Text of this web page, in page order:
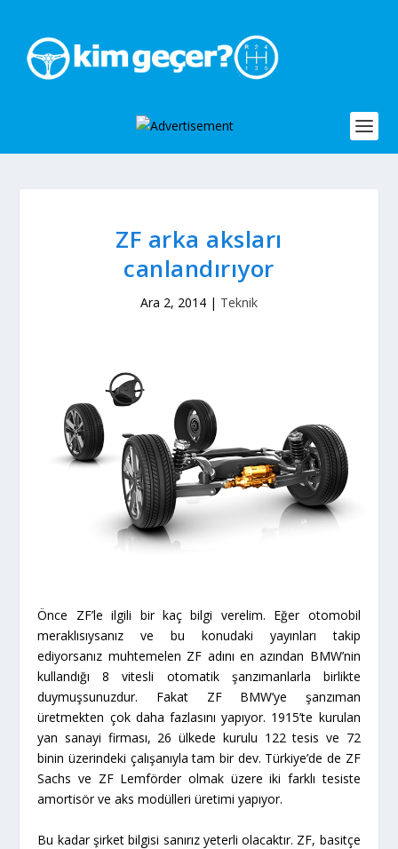
ZF arka aksları
canlandırıyor
Ara 2, 2014 | Teknik
Önce ZF’le ilgili bir kaç bilgi verelim. Eğer otomobil
meraklısıysanız ve bu konudaki yayınları takip
ediyorsanız muhtemelen ZF adını en azından BMW’nin
kullandığı 8 vitesli otomatik şanzımanlarla birlikte
duymuşsunuzdur. Fakat ZF BMW’ye şanzıman
üretmekten çok daha fazlasını yapıyor. 1915’te kurulan
yan sanayi firması, 26 ülkede kurulu 122 tesis ve 72
binin üzerindeki çalışanıyla tam bir dev. Türkiye’de de ZF
Sachs ve ZF Lemförder olmak üzere iki farklı tesiste
amortisör ve aks modülleri üretimi yapıyor.
Bu kadar şirket bilgisi sanırız yeterli olacaktır. ZF, basitçe